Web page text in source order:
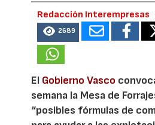
Redacción Interempresas
2689
El Gobierno Vasco
semana la Mesa de
“posibles fórmulas de